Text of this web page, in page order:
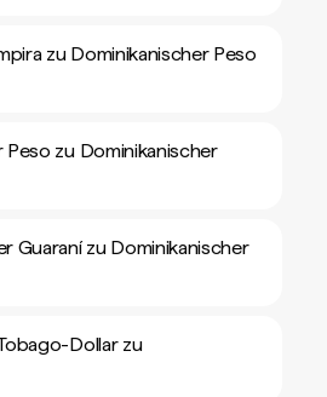
zu Dominikanischer Peso
zu Dominikanischer
Guaraní zu Dominikanischer
Dollar zu